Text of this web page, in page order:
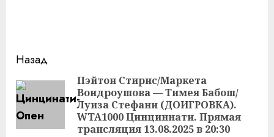
Продолжить
чтение
Назад
Пэйтон Стирнс/Маркета
Вондроушова — Тимея Бабош/
Луиза Стефани (ДОИГРОВКА).
WTA1000 Цинциннати. Прямая
трансляция 13.08.2025 в 20:30